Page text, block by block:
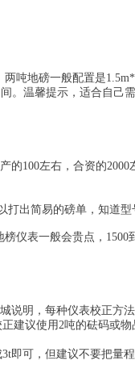
吨地磅一般配置是
。温馨提示，适合自己
100左右，合资的2000
出简易的磅单，知道型
仪表一般会贵点，1500
说明，每种仪表校正方
建议使用2吨的砝码或物
可，但建议不要把量